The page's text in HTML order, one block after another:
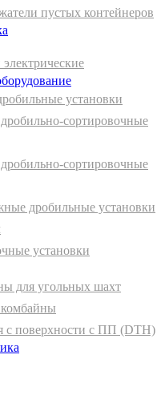
пустых контейнеров
установки
сортировочные
сортировочные
дробильные установки
установки
для угольных шахт
комбайны
с поверхности с ПП (DTH)